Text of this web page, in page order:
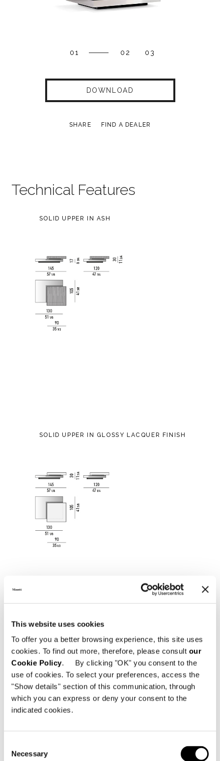
This website uses cookies
To offer you a better browsing experience, this site uses
cookies. To find out more, therefore, please consult our
Cookie Policy. By clicking "OK" you consent to the
use of cookies. To select your preferences, access the
"Show details" section of this communication, through
which you can express or deny your consent to the
indicated cookies.
Selection
Necessary
01 02 03
DOWNLOAD
SHARE FIND A DEALER
Technical Features
SOLID UPPER IN ASH
SOLID UPPER IN GLOSSY LACQUER FINISH
SOLID UPPER IN ASH